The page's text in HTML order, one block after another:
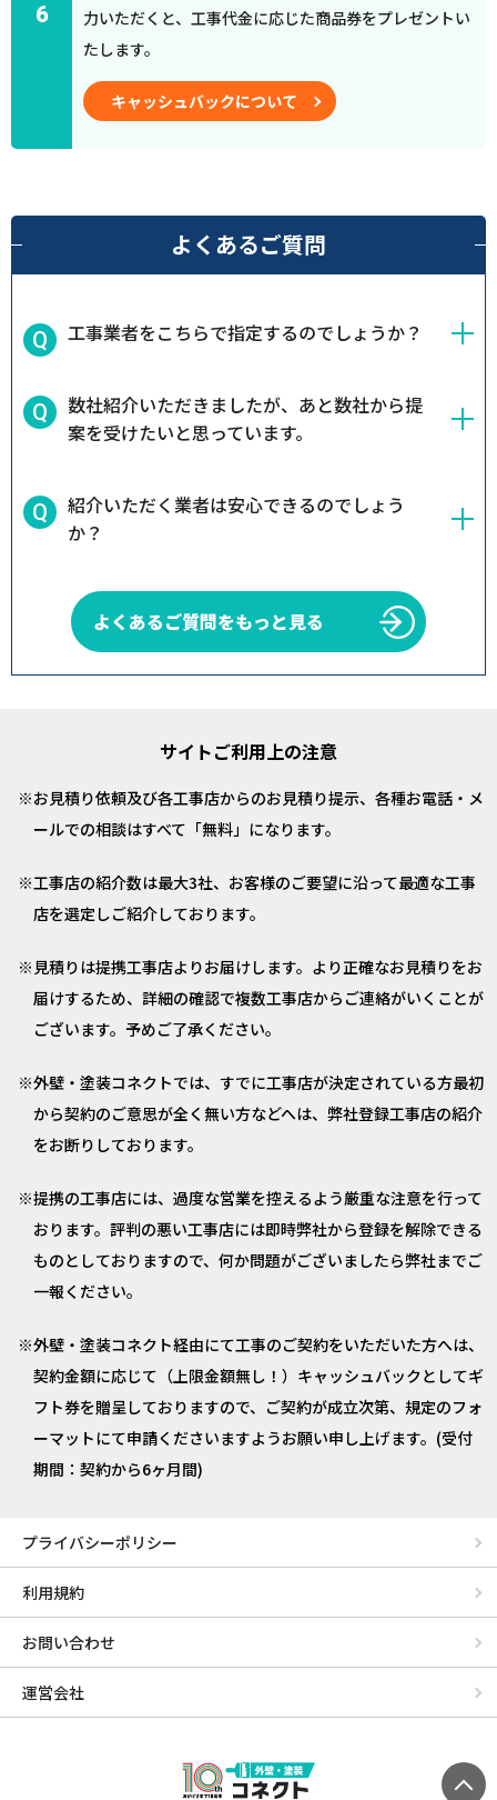
6
力いただくと、工事代金に応じた商品券をプレゼントい
たします。
キャッシュバックについて
よくあるご質問
工事業者をこちらで指定するのでしょうか？
数社紹介いただきましたが、あと数社から提
案を受けたいと思っています。
紹介いただく業者は安心できるのでしょう
か？
よくあるご質問をもっと見る
サイトご利用上の注意
お見積り依頼及び各工事店からのお見積り提示、各種お電話・メ
ールでの相談はすべて「無料」になります。
工事店の紹介数は最大3社、お客様のご要望に沿って最適な工事
店を選定しご紹介しております。
見積りは提携工事店よりお届けします。より正確なお見積りをお
届けするため、詳細の確認で複数工事店からご連絡がいくことが
ございます。予めご了承ください。
外壁・塗装コネクトでは、すでに工事店が決定されている方最初
から契約のご意思が全く無い方などへは、弊社登録工事店の紹介
をお断りしております。
提携の工事店には、過度な営業を控えるよう厳重な注意を行って
おります。評判の悪い工事店には即時弊社から登録を解除できる
ものとしておりますので、何か問題がございましたら弊社までご
一報ください。
外壁・塗装コネクト経由にて工事のご契約をいただいた方へは、
契約金額に応じて（上限金額無し！）キャッシュバックとしてギ
フト券を贈呈しておりますので、ご契約が成立次第、規定のフォ
ーマットにて申請くださいますようお願い申し上げます。(受付
期間：契約から6ヶ月間)
プライバシーポリシー
利用規約
お問い合わせ
運営会社